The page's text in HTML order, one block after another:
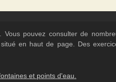
pouvez consulter de
en haut de page. Des
et points d'eau.